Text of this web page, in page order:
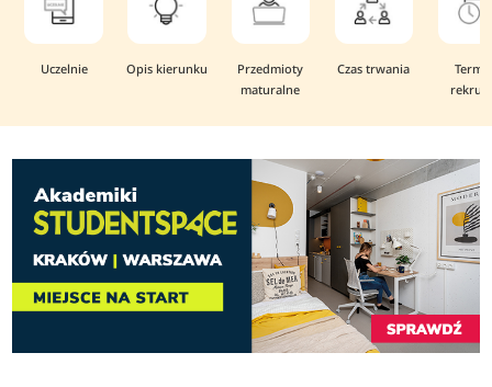
Uczelnie Opis kierunku
Przedmioty
maturalne
Czas trwania